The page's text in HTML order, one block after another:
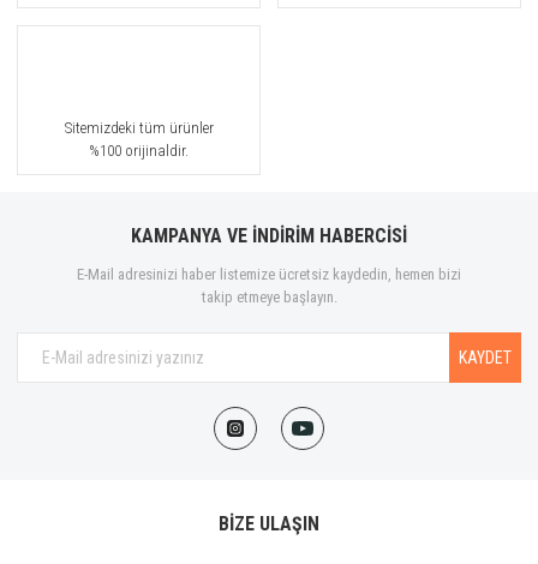
Sitemizdeki tüm ürünler
%100 orijinaldir.
KAMPANYA VE İNDİRİM HABERCİSİ
E-Mail adresinizi haber listemize ücretsiz kaydedin, hemen bizi
takip etmeye başlayın.
KAYDET
BİZE ULAŞIN